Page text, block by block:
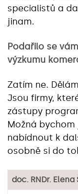
specialistů a
jinam.
Podařilo se
výzkumu
Zatím ne.
Jsou firmy,
zástupy
Možná
nabídnout k
osobně si do
doc. RNDr. Elena